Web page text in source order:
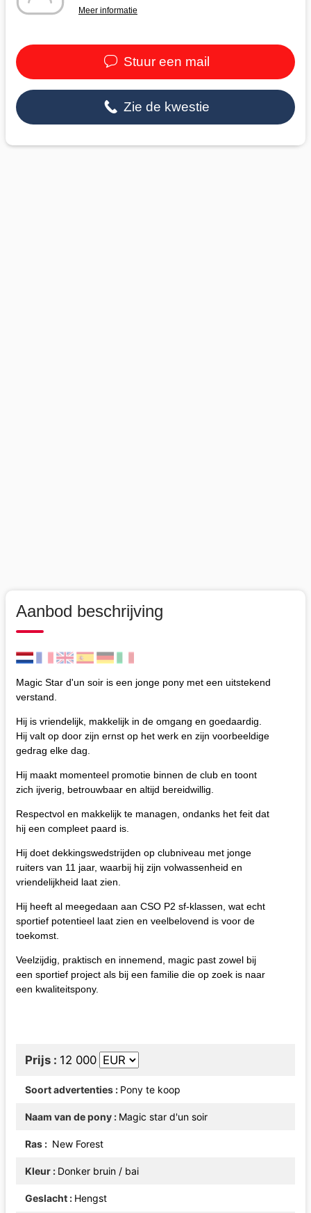
Meer informatie
Stuur een mail
Zie de kwestie
Aanbod beschrijving
Magic Star d'un soir is een jonge pony met een uitstekend
verstand.
Hij is vriendelijk, makkelijk in de omgang en goedaardig.
Hij valt op door zijn ernst op het werk en zijn voorbeeldige
gedrag elke dag.
Hij maakt momenteel promotie binnen de club en toont
zich ijverig, betrouwbaar en altijd bereidwillig.
Respectvol en makkelijk te managen, ondanks het feit dat
hij een compleet paard is.
Hij doet dekkingswedstrijden op clubniveau met jonge
ruiters van 11 jaar, waarbij hij zijn volwassenheid en
vriendelijkheid laat zien.
Hij heeft al meegedaan aan CSO P2 sf-klassen, wat echt
sportief potentieel laat zien en veelbelovend is voor de
toekomst.
Veelzijdig, praktisch en innemend, magic past zowel bij
een sportief project als bij een familie die op zoek is naar
een kwaliteitspony.
Prijs 12 000
Soort advertenties Pony te koop
Naam van de pony Magic star d'un soir
Ras New Forest
Kleur Donker bruin / bai
Geslacht Hengst